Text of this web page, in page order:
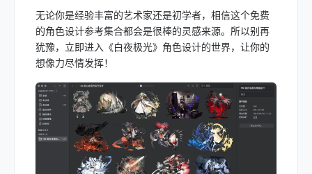
无论你是经验丰富的艺术家还是初学者，相信这个免费
的角色设计参考集合都会是很棒的灵感来源。所以别再
犹豫，立即进入《白夜极光》角色设计的世界，让你的
想像力尽情发挥！